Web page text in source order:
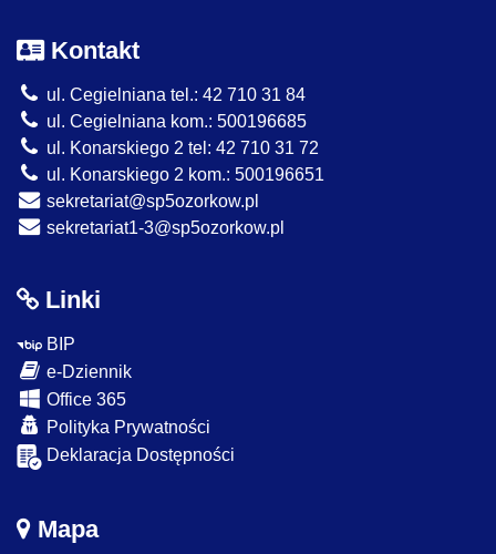
Kontakt
ul. Cegielniana tel.: 42 710 31 84
ul. Cegielniana kom.: 500196685
ul. Konarskiego 2 tel: 42 710 31 72
ul. Konarskiego 2 kom.: 500196651
sekretariat@sp5ozorkow.pl
sekretariat1-3@sp5ozorkow.pl
Linki
BIP
e-Dziennik
Office 365
Polityka Prywatności
Deklaracja Dostępności
Mapa